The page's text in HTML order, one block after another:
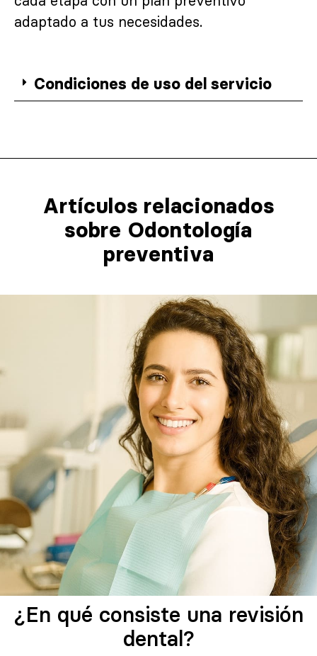
adaptado a tus necesidades.
Condiciones de uso del servicio
Artículos relacionados​
sobre Odontología
preventiva
¿En qué consiste una revisión
dental?